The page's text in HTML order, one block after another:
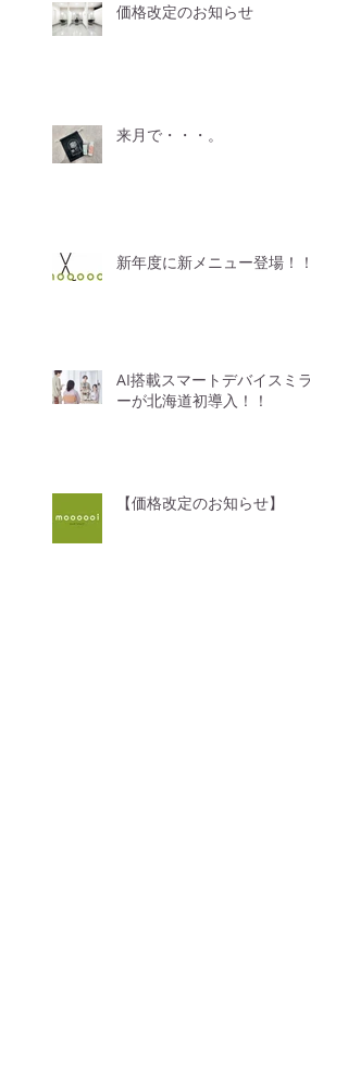
価格改定のお知らせ
来月で・・・。
新年度に新メニュー登場！！
AI搭載スマートデバイスミラ
ーが北海道初導入！！
【価格改定のお知らせ】